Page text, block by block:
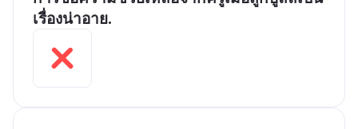
เรื่องน่าอาย.